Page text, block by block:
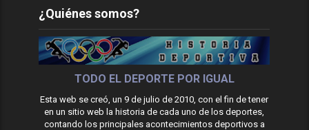
¿Quiénes somos?
TODO EL DEPORTE POR IGUAL
Esta web se creó, un 9 de julio de 2010, con el fin de tener
en un sitio web la historia de cada uno de los deportes,
contando los principales acontecimientos deportivos a